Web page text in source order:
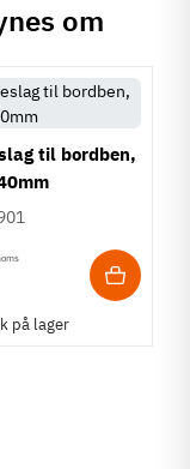
om
til bordben,
på lager